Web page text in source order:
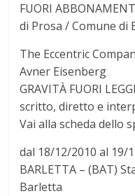
FUORI
di Prosa / Comune di
The Eccentric
Avner Eisenberg
GRAVITÀ FUORI
scritto, diretto e
Vai alla scheda dello
dal 18/12/2010 al 19/
BARLETTA – (BAT)
Barletta